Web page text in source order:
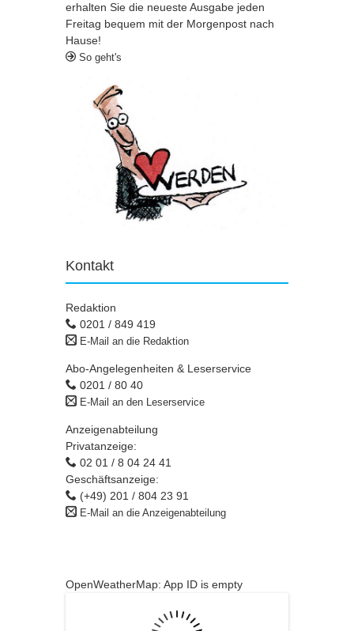
erhalten Sie die neueste Ausgabe jeden
Freitag bequem mit der Morgenpost nach
Hause!
So geht's
Kontakt
Redaktion
0201 / 849 419
E-Mail an die Redaktion
Abo-Angelegenheiten & Leserservice
0201 / 80 40
E-Mail an den Leserservice
Anzeigenabteilung
Privatanzeige:
02 01 / 8 04 24 41
Geschäftsanzeige:
(+49) 201 / 804 23 91
E-Mail an die Anzeigenabteilung
OpenWeatherMap: App ID is empty